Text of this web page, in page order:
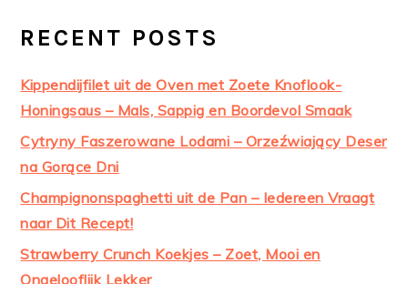
RECENT POSTS
Kippendijfilet uit de Oven met Zoete Knoflook-
Honingsaus – Mals, Sappig en Boordevol Smaak
Cytryny Faszerowane Lodami – Orzeźwiający Deser
na Gorące Dni
Champignonspaghetti uit de Pan – Iedereen Vraagt
naar Dit Recept!
Strawberry Crunch Koekjes – Zoet, Mooi en
Ongelooflijk Lekker